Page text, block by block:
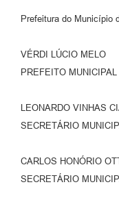
Prefeitura do Município
VÉRDI LÚCIO MELO
PREFEITO MUNICIPAL
LEONARDO VINHAS
SECRETÁRIO
CARLOS HONÓRIO
SECRETÁRIO